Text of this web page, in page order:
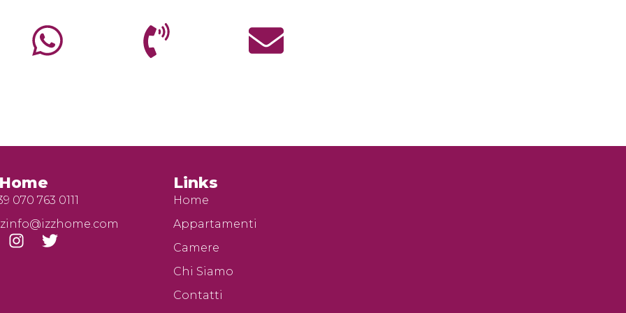
070 763 0111
Links
Home
Appartamenti
Camere
Chi Siamo
Contatti